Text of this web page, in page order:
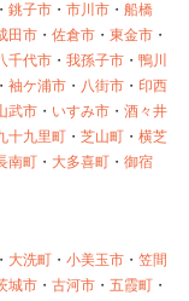
・ 銚子市 ・ 市川市 ・ 船橋
田市 ・ 佐倉市 ・ 東金市 ・
千代市 ・ 我孫子市 ・ 鴨川
・ 袖ケ浦市 ・ 八街市 ・ 印西
武市 ・ いすみ市 ・ 酒々井
十九里町 ・ 芝山町 ・ 横芝
南町 ・ 大多喜町 ・ 御宿
・ 大洗町 ・ 小美玉市 ・ 笠間
城市 ・ 古河市 ・ 五霞町 ・